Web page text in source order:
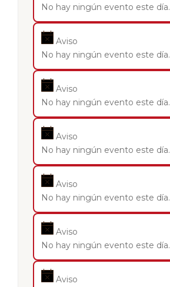
No hay ningún evento este día.
Aviso
No hay ningún evento este día.
Aviso
No hay ningún evento este día.
Aviso
No hay ningún evento este día.
Aviso
No hay ningún evento este día.
Aviso
No hay ningún evento este día.
Aviso